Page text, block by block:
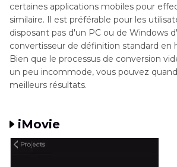
certaines applications mobiles pour
similaire. Il est préférable pour les
disposant pas d'un PC ou de Windows
convertisseur de définition standard en
Bien que le processus de conversion
un peu incommode, vous pouvez
meilleurs résultats.
iMovie